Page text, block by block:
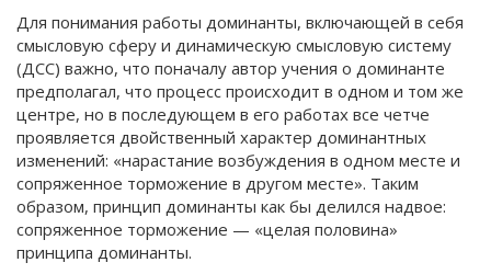
Для понимания работы доминанты, включающей в себя
смысловую сферу и динамическую смысловую систему
(ДСС) важно, что поначалу автор учения о доминанте
предполагал, что процесс происходит в одном и том же
центре, но в последующем в его работах все четче
проявляется двойственный характер доминантных
изменений: «нарастание возбуждения в одном месте и
сопряженное торможение в другом месте». Таким
образом, принцип доминанты как бы делился надвое:
сопряженное торможение — «целая половина»
принципа доминанты.